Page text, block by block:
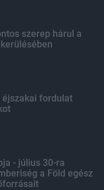
szerep hárul a
éjszakai fordulat
- július 30-ra
a Föld egész